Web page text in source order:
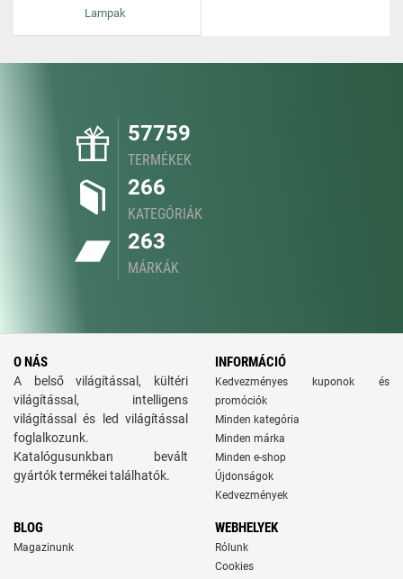
Lampak
57759
TERMÉKEK
266
KATEGÓRIÁK
263
MÁRKÁK
O NÁS
A belső világítással, kültéri
világítással, intelligens
világítással és led világítással
foglalkozunk.
Katalógusunkban bevált
gyártók termékei találhatók.
INFORMÁCIÓ
Kedvezményes kuponok és
promóciók
Minden kategória
Minden márka
Minden e-shop
Újdonságok
Kedvezmények
BLOG
Magazinunk
WEBHELYEK
Rólunk
Cookies